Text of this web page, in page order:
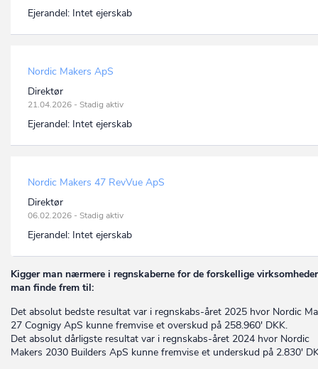
Ejerandel: Intet ejerskab
Nordic Makers ApS
Direktør
21.04.2026 - Stadig aktiv
Ejerandel: Intet ejerskab
Nordic Makers 47 RevVue ApS
Direktør
06.02.2026 - Stadig aktiv
Ejerandel: Intet ejerskab
Kigger man nærmere i regnskaberne for de forskellige
man finde frem til:
Det absolut bedste resultat var i regnskabs-året 2025 hvor Nordic
27 Cognigy ApS kunne fremvise et overskud på 258.960' DKK.
Det absolut dårligste resultat var i regnskabs-året 2024 hvor Nordic
Makers 2030 Builders ApS kunne fremvise et underskud på 2.830'